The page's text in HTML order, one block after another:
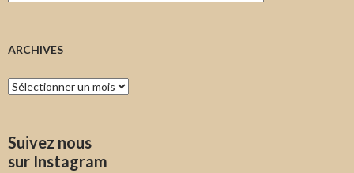
ARCHIVES
Archives
Suivez nous
sur Instagram